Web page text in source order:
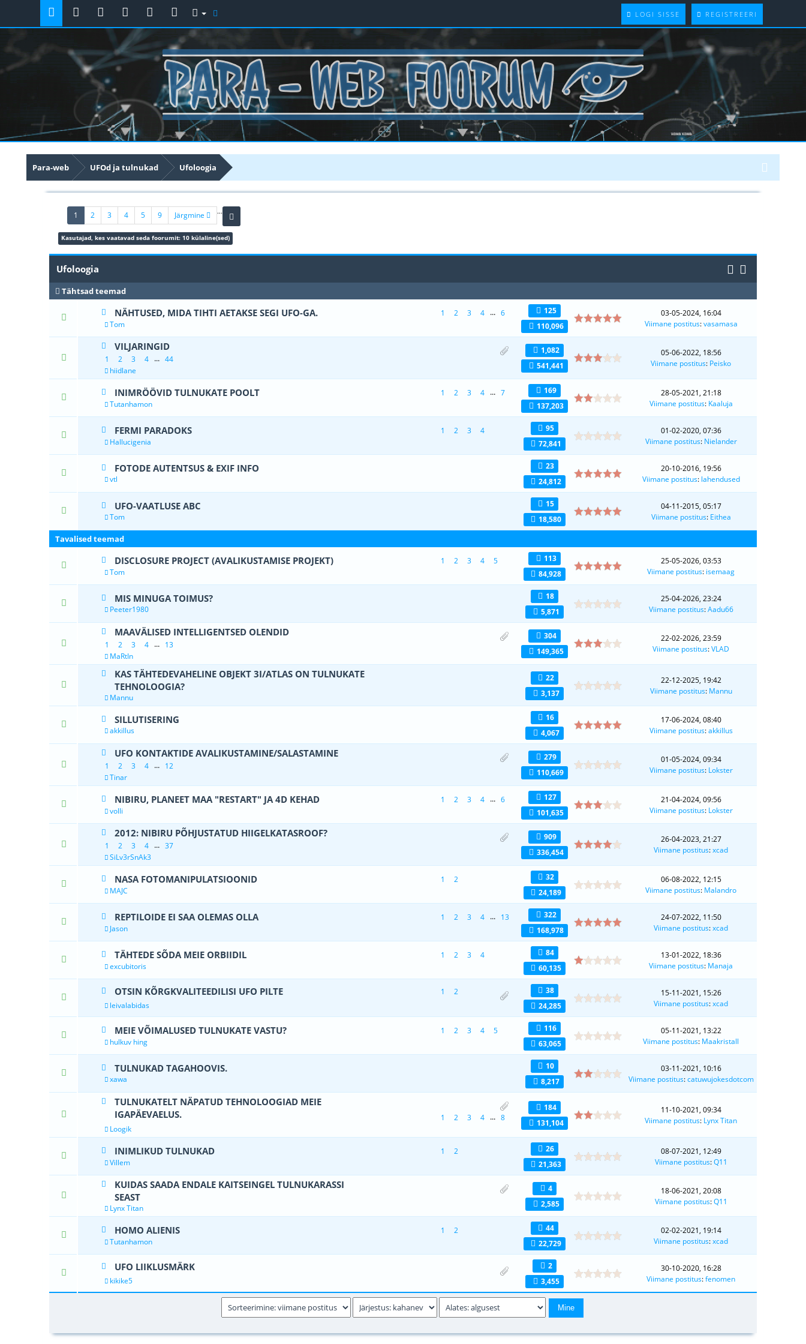
LOGI SISSE REGISTREERI
Para-web UFOd ja tulnukad Ufoloogia
1 (current)
2 3 4 5 ...
9 Järgmine
Kasutajad, kes vaatavad seda foorumit: 10 külaline(sed)
Ufoloogia
Tähtsad teemad
NÄHTUSED, MIDA TIHTI AETAKSE SEGI UFO-GA. 1 2 3 4 ... 6
Tom
125
110,096
1 Hääle(d) - 5 viiest (keskmiselt)
1 23 45
03-05-2024, 16:04
Viimane postitus:vasamasa
VILJARINGID
1 2 3 4 ... 44
hiidlane
1,082
541,441
05-06-2022, 18:56
Viimane postitus: Peisko
INIMRÖÖVID TULNUKATE POOLT 1 2 3 4 ... 7
Tutanhamon
169
137,203
1 Hääle(d) - 2 viiest (keskmiselt)
28-05-2021, 21:18
Viimane postitus: Kaaluja
FERMI PARADOKS 1 2 3
4
Hallucigenia
95
72,841
01-02-2020, 07:36
Viimane postitus: Nielander
FOTODE AUTENTSUS & EXIF INFO
vtl
23
24,812
1 Hääle(d) - 5 viiest (keskmiselt)
20-10-2016, 19:56
Viimane postitus: lahendused
UFO-VAATLUSE ABC
Tom
15
18,580
04-11-2015, 05:17
Viimane postitus: Eithea
Tavalised teemad
DISCLOSURE PROJECT (AVALIKUSTAMISE PROJEKT) 1 2 3 4
5
Tom
113
84,928
1 Hääle(d) - 5 viiest (keskmiselt)
123 4 5
25-05-2026, 03:53
Viimane postitus: isemaag
MIS MINUGA TOIMUS?
Peeter1980
18
5,871
25-04-2026, 23:24
Viimane postitus:Aadu66
MAAVÄLISED INTELLIGENTSED OLENDID
1 2 3 4 ... 13
MaRtIn
304
149,365
22-02-2026, 23:59
Viimane postitus:VLAD
KAS TÄHTEDEVAHELINE OBJEKT 3I/ATLAS ON TULNUKATE
TEHNOLOOGIA?
Mannu
22
3,137
22-12-2025, 19:42
Viimane postitus: Mannu
SILLUTISERING
akkillus
16
4,067
17-06-2024, 08:40
Viimane postitus:akkillus
UFO KONTAKTIDE AVALIKUSTAMINE/SALASTAMINE
1 2 3 4 ... 12
Tinar
279
110,669
01-05-2024, 09:34
Viimane postitus: Lokster
NIBIRU, PLANEET MAA "RESTART" JA 4D KEHAD 1 2 3 4 ... 6
volli
127
101,635
3 Hääle(d) - 2.67 viiest (keskmiselt)
12345
21-04-2024, 09:56
Viimane postitus: Lokster
2012: NIBIRU PÕHJUSTATUD HIIGELKATASROOF?
1 2 3 4 ... 37
SiLv3rSnAk3
909
336,454
26-04-2023, 21:27
Viimane postitus:xcad
NASA FOTOMANIPULATSIOONID 1
2
MAJC
32
24,189
0 Hääle(d) - 0 viiest (keskmiselt)
06-08-2022, 12:15
Viimane postitus: Malandro
REPTILOIDE EI SAA OLEMAS OLLA 1 2 3 4 ... 13
Jason
322
168,978
1 Hääle(d) - 5 viiest (keskmiselt)
24-07-2022, 11:50
Viimane postitus:xcad
TÄHTEDE SÕDA MEIE ORBIIDIL 1 2 3
4
excubitoris
84
60,135
2 Hääle(d) - 1 viiest (keskmiselt)
13-01-2022, 18:36
Viimane postitus: Manaja
OTSIN KÕRGKVALITEEDILISI UFO PILTE 1
2
leivalabidas
38
24,285
0 Hääle(d) - 0 viiest (keskmiselt)
12
15-11-2021, 15:26
Viimane postitus:xcad
MEIE VÕIMALUSED TULNUKATE VASTU? 1 2 3 4
5
hulkuv hing
116
63,065
0 Hääle(d) - 0 viiest (keskmiselt)
12
05-11-2021, 13:22
Viimane postitus: Maakristall
TULNUKAD TAGAHOOVIS.
xawa
10
8,217
03-11-2021, 10:16
Viimane postitus:catuwujokesdotcom
TULNUKATELT NÄPATUD TEHNOLOOGIAD MEIE
IGAPÄEVAELUS.
1 2 3 4 ... 8
Loogik
184
131,104
11-10-2021, 09:34
Viimane postitus: Lynx Titan
INIMLIKUD TULNUKAD 1
2
Villem
26
21,363
08-07-2021, 12:49
Viimane postitus:Q11
KUIDAS SAADA ENDALE KAITSEINGEL TULNUKARASSI
SEAST
Lynx Titan
4
2,585
18-06-2021, 20:08
Viimane postitus:Q11
HOMO ALIENIS 1
2
Tutanhamon
44
22,729
02-02-2021, 19:14
Viimane postitus:xcad
UFO LIIKLUSMÄRK
kikike5
2
3,455
30-10-2020, 16:28
Viimane postitus:fenomen